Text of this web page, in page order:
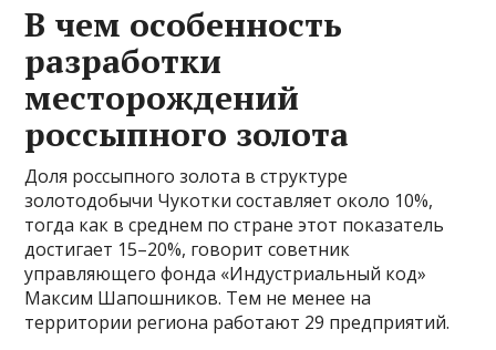
В чем особенность
разработки
месторождений
россыпного золота
Доля россыпного золота в структуре
золотодобычи Чукотки составляет около 10%,
тогда как в среднем по стране этот показатель
достигает 15–20%, говорит советник
управляющего фонда «Индустриальный код»
Максим Шапошников. Тем не менее на
территории региона работают 29 предприятий.